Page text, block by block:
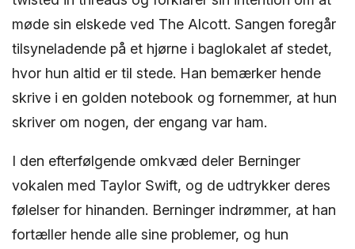
møde sin elskede ved The Alcott. Sangen foregår
tilsyneladende på et hjørne i baglokalet af stedet,
hvor hun altid er til stede. Han bemærker hende
skrive i en golden notebook og fornemmer, at hun
skriver om nogen, der engang var ham.
I den efterfølgende omkvæd deler Berninger
vokalen med Taylor Swift, og de udtrykker deres
følelser for hinanden. Berninger indrømmer, at han
fortæller hende alle sine problemer, og hun